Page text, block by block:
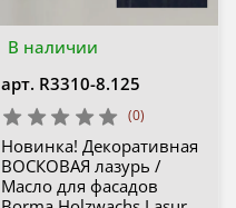
В наличии
арт. R3310-8.125
(0)
Новинка! Декоративная
ВОСКОВАЯ лазурь /
Масло для фасадов